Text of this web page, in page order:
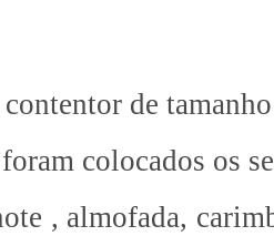
de
foram colocados os
, almofada,